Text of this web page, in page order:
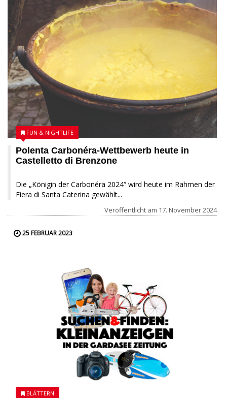
17 NOVEMBER 2024
Polenta Carbonéra-Wettbewerb heute in
Castelletto di Brenzone
Die „Königin der Carbonéra 2024“ wird heute im Rahmen der
Fiera di Santa Caterina gewählt...
FUN & NIGHTLIFE
Veröffentlicht am 17. November 2024
25 FEBRUAR 2023
BLÄTTERN